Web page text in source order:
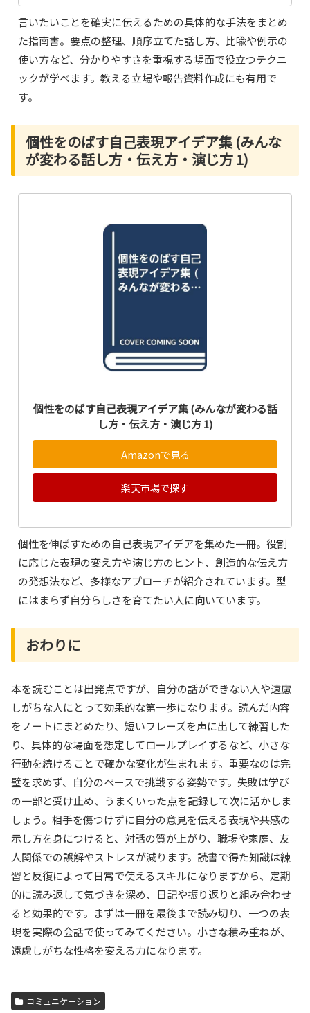
言いたいことを確実に伝えるための具体的な手法をまとめ
た指南書。要点の整理、順序立てた話し方、比喩や例示の
使い方など、分かりやすさを重視する場面で役立つテクニ
ックが学べます。教える立場や報告資料作成にも有用で
す。
個性をのばす自己表現アイデア集 (みんな
が変わる話し方・伝え方・演じ方 1)
個性をのばす自己表現アイデア集 (みんなが変わる話
し方・伝え方・演じ方 1)
Amazonで見る
楽天市場で探す
個性を伸ばすための自己表現アイデアを集めた一冊。役割
に応じた表現の変え方や演じ方のヒント、創造的な伝え方
の発想法など、多様なアプローチが紹介されています。型
にはまらず自分らしさを育てたい人に向いています。
おわりに
本を読むことは出発点ですが、自分の話ができない人や遠慮
しがちな人にとって効果的な第一歩になります。読んだ内容
をノートにまとめたり、短いフレーズを声に出して練習した
り、具体的な場面を想定してロールプレイするなど、小さな
行動を続けることで確かな変化が生まれます。重要なのは完
璧を求めず、自分のペースで挑戦する姿勢です。失敗は学び
の一部と受け止め、うまくいった点を記録して次に活かしま
しょう。相手を傷つけずに自分の意見を伝える表現や共感の
示し方を身につけると、対話の質が上がり、職場や家庭、友
人関係での誤解やストレスが減ります。読書で得た知識は練
習と反復によって日常で使えるスキルになりますから、定期
的に読み返して気づきを深め、日記や振り返りと組み合わせ
ると効果的です。まずは一冊を最後まで読み切り、一つの表
現を実際の会話で使ってみてください。小さな積み重ねが、
遠慮しがちな性格を変える力になります。
コミュニケーション